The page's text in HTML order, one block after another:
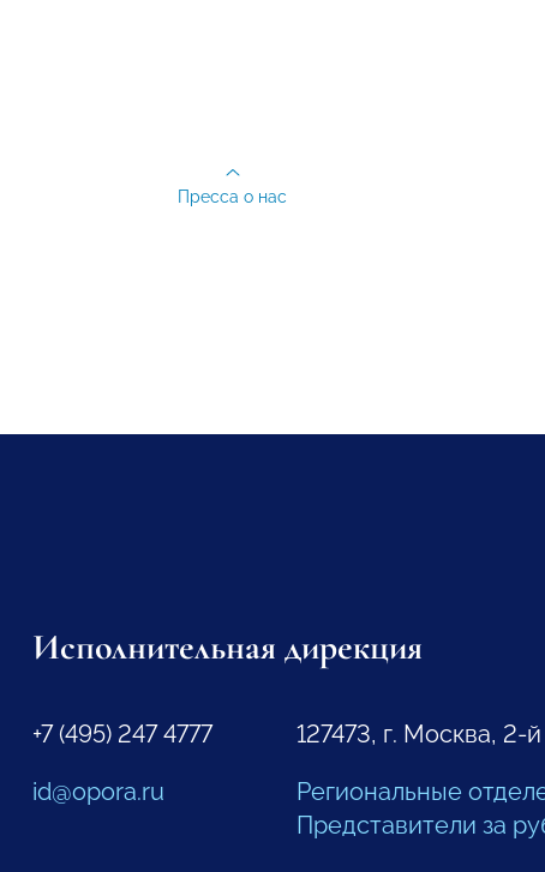
Пресса о нас
Исполнительная дирекция
+7 (495) 247 4777
id@opora.ru
127473, г. Москва, 2-
Региональные
Представители за